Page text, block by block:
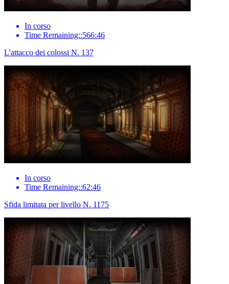
In corso
Time Remaining::566:46
L'attacco dei colossi N. 137
In corso
Time Remaining::62:46
Sfida limitata per livello N. 1175